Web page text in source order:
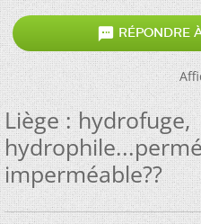
 RÉPONDRE
Liège : hydrofuge,
imperméable??